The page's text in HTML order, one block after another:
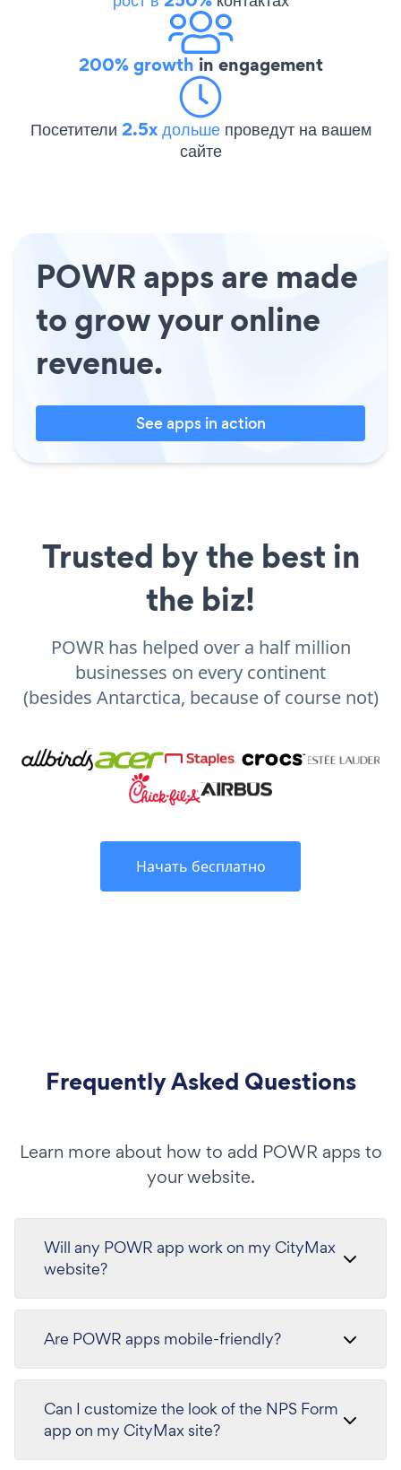
200% growth in engagement
Посетители 2.5x дольше проведут на вашем
сайте
POWR apps are made
to grow your online
revenue.
See apps in action
Trusted by the best in
the biz!
POWR has helped over a half million
businesses on every continent
(besides Antarctica, because of course not)
Начать бесплатно
Frequently Asked Questions
Learn more about how to add POWR apps to
your website.
Will any POWR app work on my CityMax
website?
Are POWR apps mobile-friendly?
Can I customize the look of the NPS Form
app on my CityMax site?